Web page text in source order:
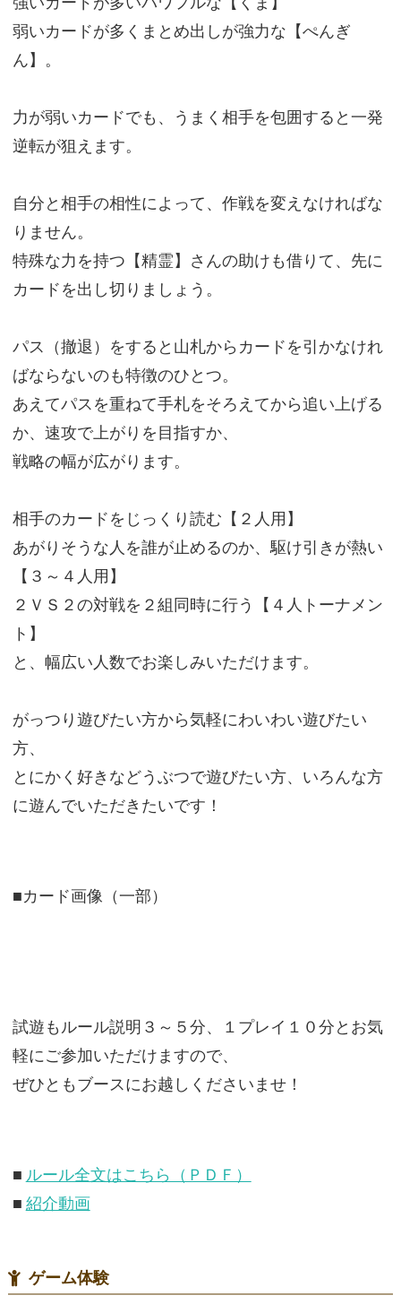
弱いカードが多くまとめ出しが強力な【ぺんぎ
ん】。
力が弱いカードでも、うまく相手を包囲すると一発
逆転が狙えます。
自分と相手の相性によって、作戦を変えなければな
りません。
特殊な力を持つ【精霊】さんの助けも借りて、先に
カードを出し切りましょう。
パス（撤退）をすると山札からカードを引かなけれ
ばならないのも特徴のひとつ。
あえてパスを重ねて手札をそろえてから追い上げる
か、速攻で上がりを目指すか、
戦略の幅が広がります。
相手のカードをじっくり読む【２人用】
あがりそうな人を誰が止めるのか、駆け引きが熱い
【３～４人用】
２ＶＳ２の対戦を２組同時に行う【４人トーナメン
ト】
と、幅広い人数でお楽しみいただけます。
がっつり遊びたい方から気軽にわいわい遊びたい
方、
とにかく好きなどうぶつで遊びたい方、いろんな方
に遊んでいただきたいです！
■カード画像（一部）
試遊もルール説明３～５分、１プレイ１０分とお気
軽にご参加いただけますので、
ぜひともブースにお越しくださいませ！
■ ルール全文はこちら（ＰＤＦ）
■ 紹介動画
ゲーム体験